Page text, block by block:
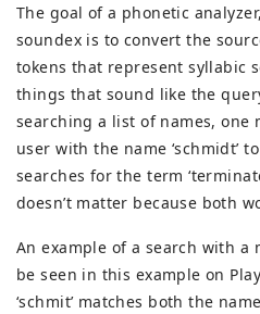
The goal of a phonetic
soundex is to convert the
tokens that represent syllabic
things that sound like the
searching a list of names,
user with the name ‘schmidt’
searches for the term
doesn’t matter because both
An example of a search with a
be seen in this example on
‘schmit’ matches both the